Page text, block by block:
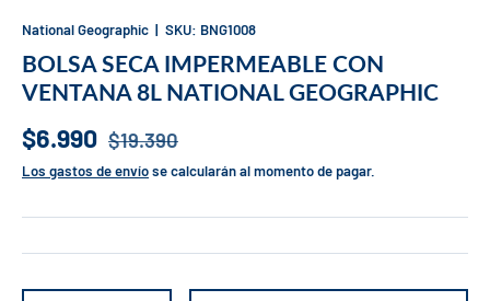
National Geographic | SKU: BNG1008
BOLSA SECA IMPERMEABLE CON
VENTANA 8L NATIONAL GEOGRAPHIC
$6.990 $19.390
Los gastos de envíose calcularán al momento de pagar.